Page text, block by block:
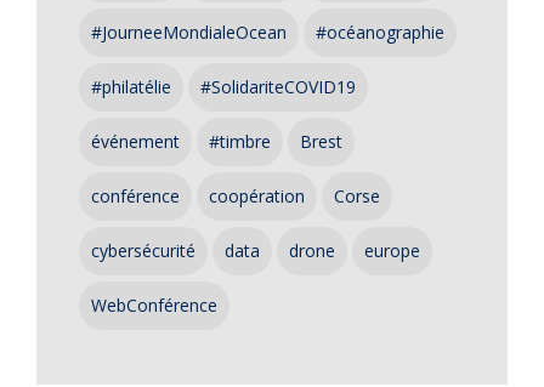
#JourneeMondialeOcean #océanographie
#philatélie #SolidariteCOVID19
événement #timbre Brest
conférence coopération Corse
cybersécurité data drone europe
WebConférence